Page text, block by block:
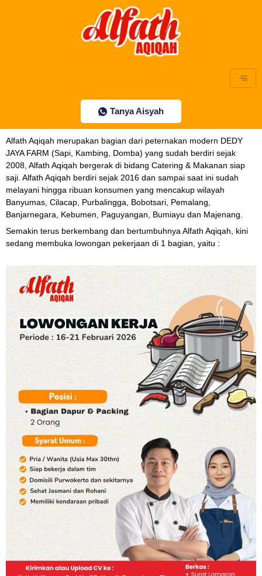
Tanya Aisyah
Alfath Aqiqah merupakan bagian dari peternakan modern DEDY
JAYA FARM (Sapi, Kambing, Domba) yang sudah berdiri sejak
2008, Alfath Aqiqah bergerak di bidang Catering & Makanan siap
saji. Alfath Aqiqah berdiri sejak 2016 dan sampai saat ini sudah
melayani hingga ribuan konsumen yang mencakup wilayah
Banyumas, Cilacap, Purbalingga, Bobotsari, Pemalang,
Banjarnegara, Kebumen, Paguyangan, Bumiayu dan Majenang.
Semakin terus berkembang dan bertumbuhnya Alfath Aqiqah, kini
sedang membuka lowongan pekerjaan di 1 bagian, yaitu :